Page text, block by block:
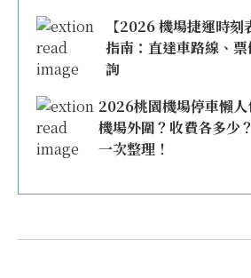
【2026 機場捷運時
指南：直達車路線、
詢
2026桃園機場停車懶
機場外圍？收費各多少
一次整理！